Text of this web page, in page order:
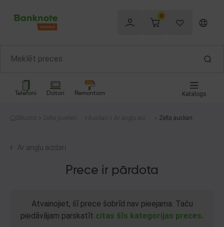
0
Telefoni Datori Remontam Katalogs
Sākums
Zelta juvelierizs
Auskari
Ar angļu aizda
Zelta auskari
Ar angļu aizdari
Prece ir pārdota
Atvainojiet, šī prece šobrīd nav pieejama. Taču
piedāvājam parskatīt citas šīs kategorijas preces.